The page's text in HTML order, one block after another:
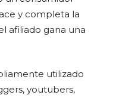
y completa la
afiliado gana una
utilizado
youtubers,